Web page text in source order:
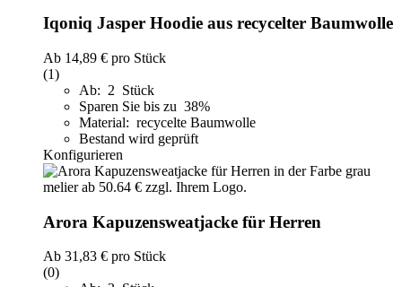
Iqoniq Jasper Hoodie aus recycelter Baumwolle
Ab 14,89 € pro Stück
(1)
Ab: 2 Stück
Sparen Sie bis zu 38%
Material: recycelte Baumwolle
Bestand wird geprüft
Konfigurieren
Arora Kapuzensweatjacke für Herren
Ab 31,83 € pro Stück
(0)